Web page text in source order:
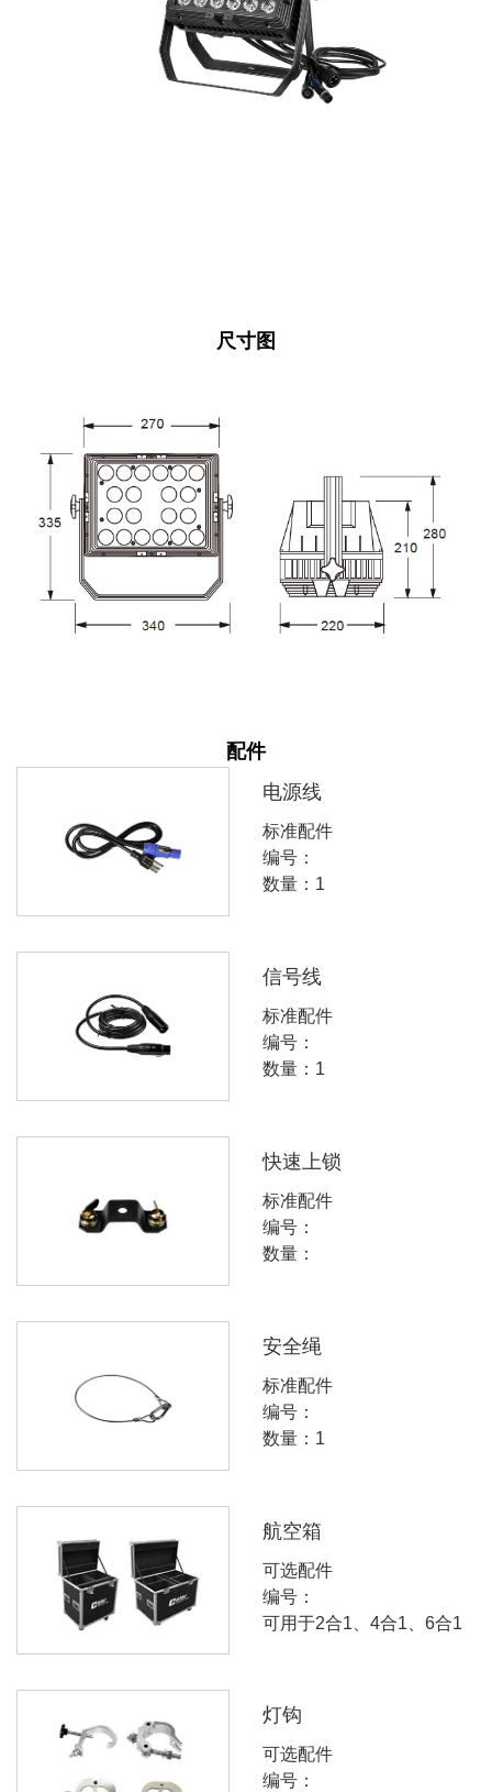
尺寸图
配件
电源线
标准配件
编号：
数量：1
信号线
标准配件
编号：
数量：1
快速上锁
标准配件
编号：
数量：
安全绳
标准配件
编号：
数量：1
航空箱
可选配件
编号：
可用于2合1、4合1、6合1
灯钩
可选配件
编号：